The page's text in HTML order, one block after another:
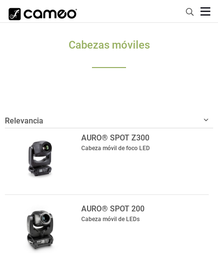
Cabezas móviles
AURO® SPOT Z300
Cabeza móvil de foco LED
AURO® SPOT 200
Cabeza móvil de LEDs